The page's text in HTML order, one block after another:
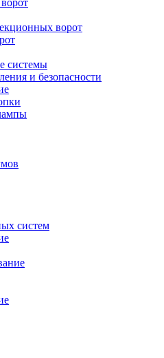
ворот
системы
и безопасности
систем